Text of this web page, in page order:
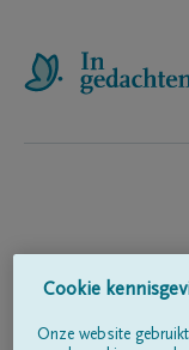
Cookie
Onze website